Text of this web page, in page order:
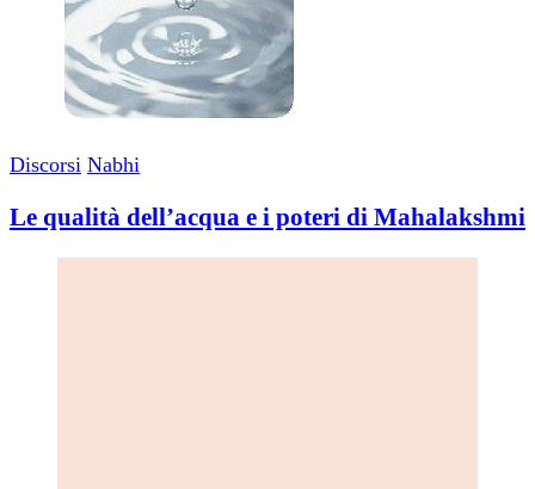
Discorsi Nabhi
Le qualità dell’acqua e i poteri di Mahalakshmi